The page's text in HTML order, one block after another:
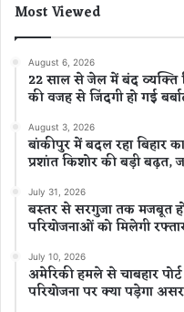
Most Viewed
August 6, 2026
22 साल से जेल में बंद व्यक्ति
की वजह से जिंदगी हो गई
August 3, 2026
बांकीपुर में बदल रहा बिहार
प्रशांत किशोर की बड़ी
July 31, 2026
बस्तर से सरगुजा तक मजबूत
परियोजनाओं को मिलेगी
July 10, 2026
अमेरिकी हमले से चाबहार
परियोजना पर क्या पड़ेगा